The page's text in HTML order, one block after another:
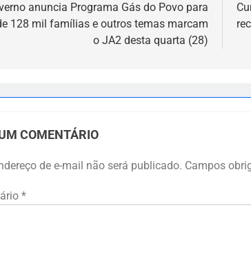
anuncia Programa Gás do Povo para
128 mil famílias e outros temas marcam
o JA2 desta quarta (28)
COMENTÁRIO
de e-mail não será publicado. Campos
*